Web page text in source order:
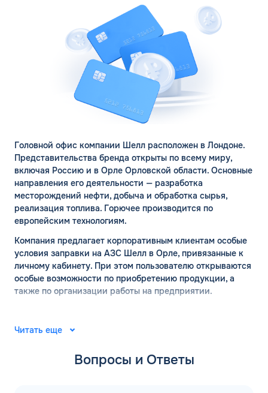
Головной офис компании Шелл расположен в Лондоне.
Представительства бренда открыты по всему миру,
включая Россию и в Орле Орловской области. Основные
направления его деятельности — разработка
месторождений нефти, добыча и обработка сырья,
реализация топлива. Горючее производится по
европейским технологиям.
Компания предлагает корпоративным клиентам особые
условия заправки на АЗС Шелл в Орле, привязанные к
личному кабинету. При этом пользователю открываются
особые возможности по приобретению продукции, а
также по организации работы на предприятии.
сайт
Место рождения компании Шелл — город Хельсинки. Ее
основал финский капитан Мауриц Скогстрем с
Читать еще
Вопросы и Ответы